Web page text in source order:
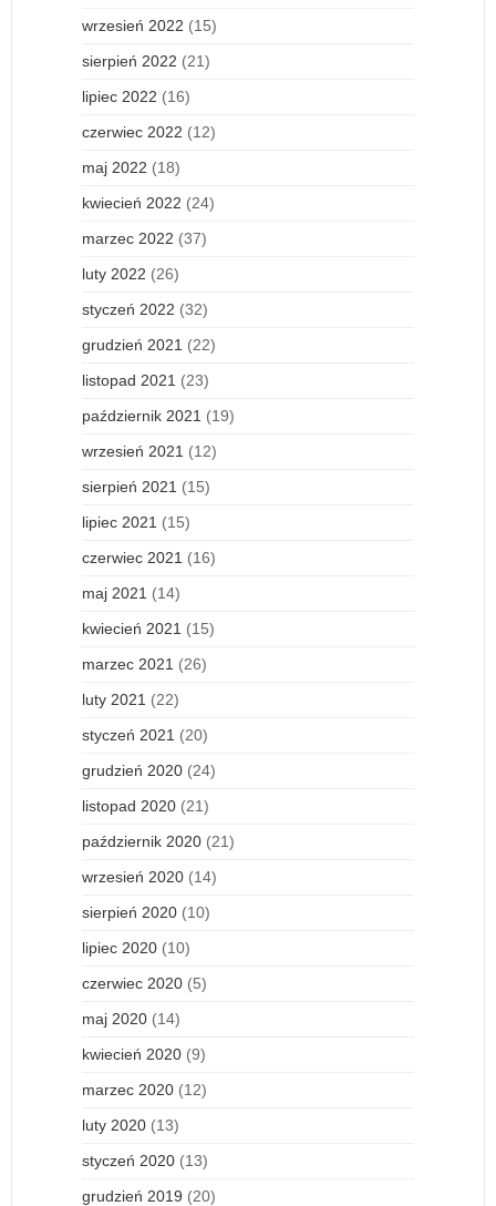
wrzesień 2022 (15)
sierpień 2022 (21)
lipiec 2022 (16)
czerwiec 2022 (12)
maj 2022 (18)
kwiecień 2022 (24)
marzec 2022 (37)
luty 2022 (26)
styczeń 2022 (32)
grudzień 2021 (22)
listopad 2021 (23)
październik 2021 (19)
wrzesień 2021 (12)
sierpień 2021 (15)
lipiec 2021 (15)
czerwiec 2021 (16)
maj 2021 (14)
kwiecień 2021 (15)
marzec 2021 (26)
luty 2021 (22)
styczeń 2021 (20)
grudzień 2020 (24)
listopad 2020 (21)
październik 2020 (21)
wrzesień 2020 (14)
sierpień 2020 (10)
lipiec 2020 (10)
czerwiec 2020 (5)
maj 2020 (14)
kwiecień 2020 (9)
marzec 2020 (12)
luty 2020 (13)
styczeń 2020 (13)
grudzień 2019 (20)